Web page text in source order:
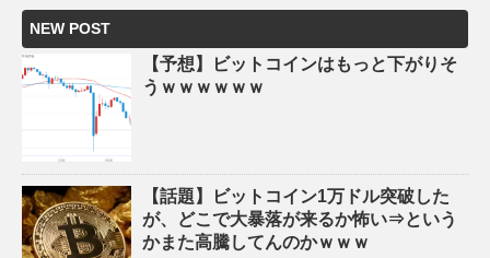
NEW POST
【予想】ビットコインはもっと下がりそ
うｗｗｗｗｗｗ
【話題】ビットコイン1万ドル突破した
が、どこで大暴落が来るか怖い⇒という
かまた高騰してんのかｗｗｗ